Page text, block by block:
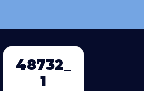
48732_
1